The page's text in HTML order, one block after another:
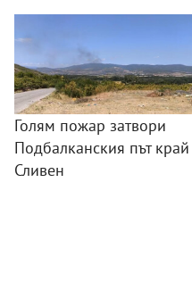
Голям пожар затвори
Подбалканския път край
Сливен